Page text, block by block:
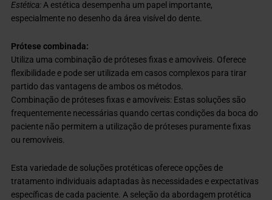
Estética:A estética desempenha um papel importante,
especialmente no desenho da área visível do dente.
Prótese combinada:
Utiliza uma combinação de próteses fixas e amovíveis. Oferece
flexibilidade e pode ser utilizada em casos complexos para tirar
partido das vantagens de ambos os métodos.
Combinação de próteses fixas e amovíveis: Estas soluções são
frequentemente necessárias quando certas condições da boca do
paciente não permitem a utilização de próteses puramente fixas
ou removíveis.
Esta variedade de soluções protéticas oferece opções de
tratamento individuais adaptadas às necessidades e expectativas
específicas de cada paciente. A seleção da abordagem protética